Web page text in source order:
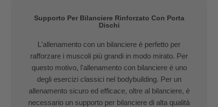
Supporto Per Bilanciere Rinforzato Con Porta
Dischi
L'allenamento con un bilanciere è perfetto per
rafforzare i muscoli più grandi in modo mirato. Per
questo motivo, l'allenamento con bilanciere è uno
degli esercizi classici nel bodybuilding. Per un
allenamento sicuro ed efficace, oltre al bilanciere, è
necessario un supporto per bilanciere di alta qualità